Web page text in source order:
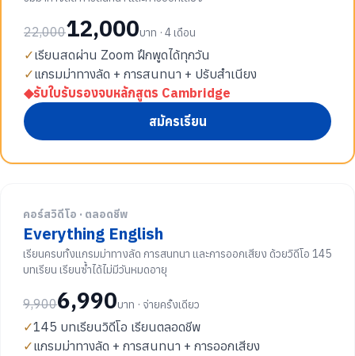
22,00012,000บาท · 4 เดือน
✓เรียนสดผ่าน Zoom ฝึกพูดได้ทุกวัน
✓แกรมม่าทางลัด + การสนทนา + ปรับสำเนียง
◆รับใบรับรองจบหลักสูตร Cambridge
สมัครเรียน
คอร์สวิดีโอ · ตลอดชีพ
Everything English
เรียนครบทั้งแกรมม่าทางลัด การสนทนา และการออกเสียง ด้วยวิดีโอ 145
บทเรียน เรียนซ้ำได้ไม่มีวันหมดอายุ
9,9006,990บาท · จ่ายครั้งเดียว
✓145 บทเรียนวิดีโอ เรียนตลอดชีพ
✓แกรมม่าทางลัด + การสนทนา + การออกเสียง